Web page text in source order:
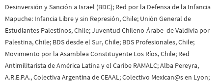
Desinversión y Sanción a Israel (BDC); Red por la Defensa de la Infancia
Mapuche: Infancia Libre y sin Represión, Chile; Unión General de
Estudiantes Palestinos, Chile; Juventud Chileno-Árabe de Valdivia por
Palestina, Chile; BDS desde el Sur, Chile; BDS Profesionales, Chile;
Movimiento por la Asamblea Constituyente Los Ríos, Chile; Red
Antimilitarista de América Latina y el Caribe RAMALC; Alba Pereyra,
A.R.E.P.A., Colectiva Argentina de CEAAL; Colectivo Mexican@s en Lyon;